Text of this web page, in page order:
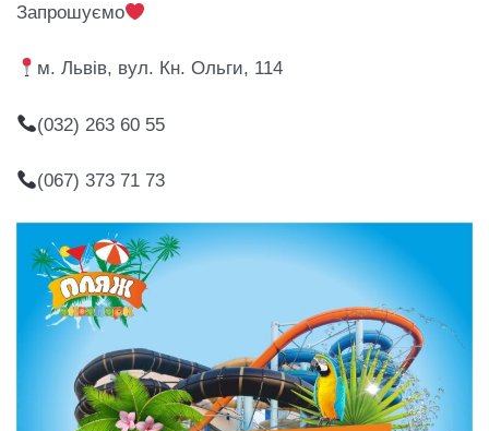
Запрошуємо
м. Львів, вул. Кн. Ольги, 114
(032) 263 60 55
(067) 373 71 73